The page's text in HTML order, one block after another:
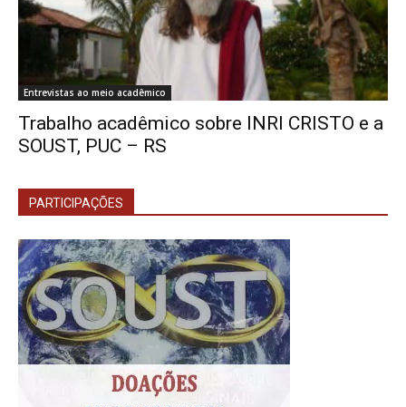
Entrevistas ao meio acadêmico
Trabalho acadêmico sobre INRI CRISTO e a
SOUST, PUC – RS
PARTICIPAÇÕES